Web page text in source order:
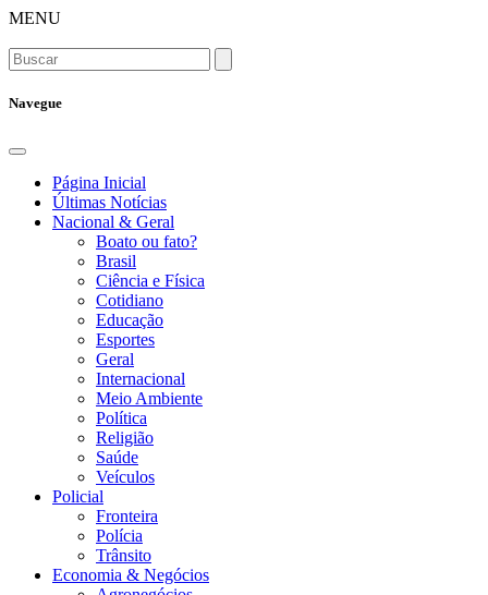
MENU
Navegue
Página Inicial
Últimas Notícias
Nacional & Geral
Boato ou fato?
Brasil
Ciência e Física
Cotidiano
Educação
Esportes
Geral
Internacional
Meio Ambiente
Política
Religião
Saúde
Veículos
Policial
Fronteira
Polícia
Trânsito
Economia & Negócios